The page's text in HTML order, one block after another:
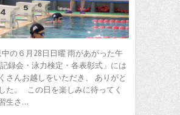
の６月28日日曜 雨があがった午
録会・泳力検定・各表彰式」には
さんお越しをいただき、 ありがと
た。 この日を楽しみに待ってく
生さ…